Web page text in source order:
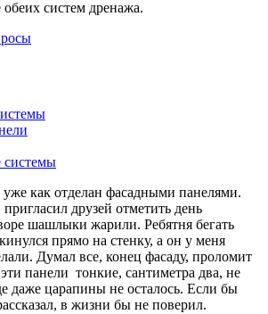
обеих систем дренажа.
системы
как отделан фасадными панелями.
друзей отметить день
шашлыки жарили. Ребятня бегать
прямо на стенку, а он у меня
Думал все, конец фасаду, проломит
панели тонкие, сантиметра два, не
даже царапины не осталось. Если бы
в жизни бы не поверил.